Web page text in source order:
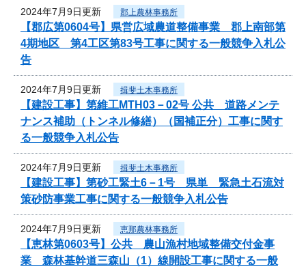
2024年7月9日更新 郡上農林事務所
【郡広第0604号】県営広域農道整備事業 郡上南部第
4期地区 第4工区第83号工事に関する一般競争入札公
告
2024年7月9日更新 揖斐土木事務所
【建設工事】第維工MTH03－02号 公共 道路メンテ
ナンス補助（トンネル修繕）（国補正分）工事に関す
る一般競争入札公告
2024年7月9日更新 揖斐土木事務所
【建設工事】第砂工緊土6－1号 県単 緊急土石流対
策砂防事業工事に関する一般競争入札公告
2024年7月9日更新 恵那農林事務所
【恵林第0603号】公共 農山漁村地域整備交付金事
業 森林基幹道三森山（1）線開設工事に関する一般